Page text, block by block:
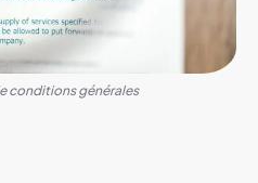
conditions générales